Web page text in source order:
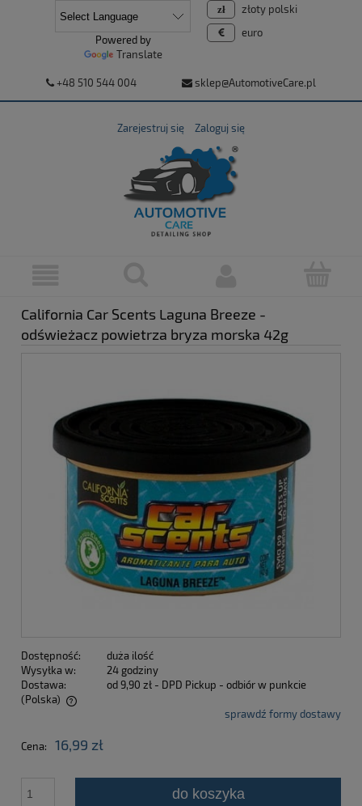
+48 510 544 004 sklep@AutomotiveCare.pl
Zarejestruj się Zaloguj się
złoty polski
euro
Powered by
Translate
California Car Scents Laguna Breeze -
odświeżacz powietrza bryza morska 42g
Dostępność:
duża ilość
Wysyłka w:
24 godziny
Dostawa:
od 9,90 zł - DPD Pickup - odbiór w punkcie
(Polska)
Cena nie zawiera ewentualnych kosztów płatnościsprawdź formy dostawy
Cena: 16,99 zł
do koszyka